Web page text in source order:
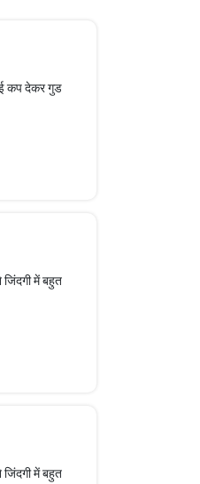
कप देकर गुड
में बहुत
में बहुत